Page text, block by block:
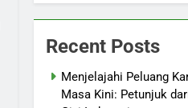
Recent Posts
Menjelajahi Peluang
Masa Kini: Petunjuk